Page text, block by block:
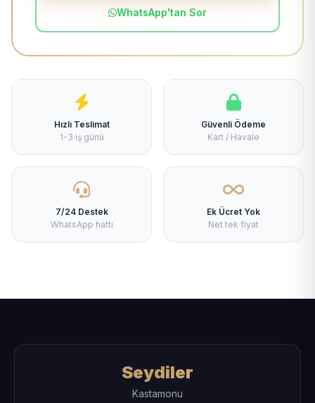
WhatsApp'tan Sor
Hızlı Teslimat
1-3 iş günü
Güvenli Ödeme
Kart / Havale
7/24 Destek
WhatsApp hattı
Ek Ücret Yok
Net tek fiyat
Seydiler
Kastamonu